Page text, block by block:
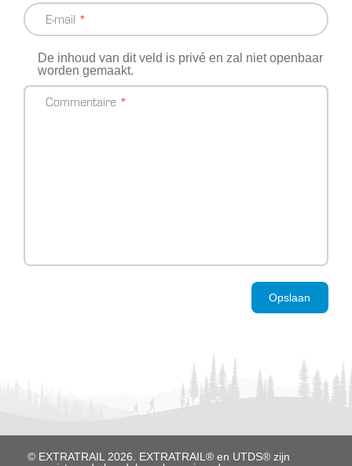
E-mail
De inhoud van dit veld is privé en zal niet openbaar
worden gemaakt.
Commentaire
Opslaan
© EXTRATRAIL 2026. EXTRATRAIL® en UTDS® zijn